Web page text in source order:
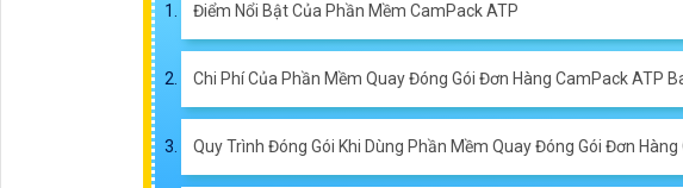
Điểm Nổi Bật Của Phần Mềm CamPack ATP
Chi Phí Của Phần Mềm Quay Đóng Gói Đơn Hàng CamPack ATP
Quy Trình Đóng Gói Khi Dùng Phần Mềm Quay Đóng Gói Đơn